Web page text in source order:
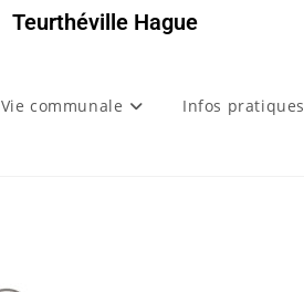
Teurthéville Hague
Vie communale Infos pratiques